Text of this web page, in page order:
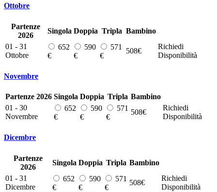
Ottobre
Partenze
2026
Singola Doppia Tripla Bambino
01 - 31
Ottobre
652
€
590
€
571
€
508€
Richiedi
Disponibilità
Novembre
Partenze 2026 Singola Doppia Tripla Bambino
01 - 30
Novembre
652
€
590
€
571
€
508€
Richiedi
Disponibilità
Dicembre
Partenze
2026
Singola Doppia Tripla Bambino
01 - 31
Dicembre
652
€
590
€
571
€
508€
Richiedi
Disponibilità